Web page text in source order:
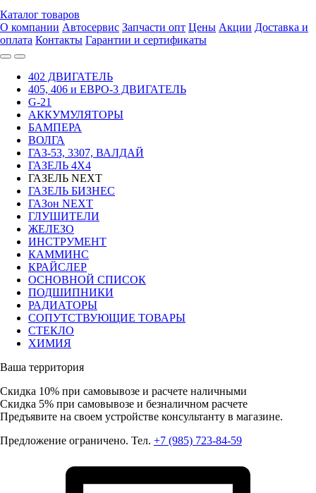
Каталог товаров
О компании Автосервис Запчасти опт Цены Акции Доставка и
оплата Контакты Гарантии и сертификаты
402 ДВИГАТЕЛЬ
405, 406 и ЕВРО-3 ДВИГАТЕЛЬ
G-21
АККУМУЛЯТОРЫ
БАМПЕРА
ВОЛГА
ГАЗ-53, 3307, ВАЛДАЙ
ГАЗЕЛЬ 4Х4
ГАЗЕЛЬ NEXT
ГАЗЕЛЬ БИЗНЕС
ГАЗон NEXT
ГЛУШИТЕЛИ
ЖЕЛЕЗО
ИНСТРУМЕНТ
КАММИНС
КРАЙСЛЕР
ОСНОВНОЙ СПИСОК
ПОДШИПНИКИ
РАДИАТОРЫ
СОПУТСТВУЮЩИЕ ТОВАРЫ
СТЕКЛО
ХИМИЯ
Ваша территория
Скидка 10% при самовывозе и расчете наличными
Скидка 5% при самовывозе и безналичном расчете
Предъявите на своем устройстве консультанту в магазине.
Предложение ограничено. Тел. +7 (985) 723-84-59